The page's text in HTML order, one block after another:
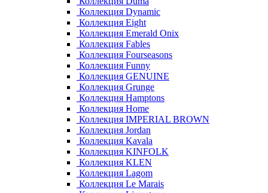
Коллекция Dynamic
Коллекция Eight
Коллекция Emerald Onix
Коллекция Fables
Коллекция Fourseasons
Коллекция Funny
Коллекция GENUINE
Коллекция Grunge
Коллекция Hamptons
Коллекция Home
Коллекция IMPERIAL BROWN
Коллекция Jordan
Коллекция Kavala
Коллекция KINFOLK
Коллекция KLEN
Коллекция Lagom
Коллекция Le Marais